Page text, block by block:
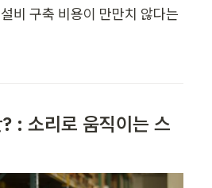
비 구축 비용이 만만치 않다는
: 소리로 움직이는 스